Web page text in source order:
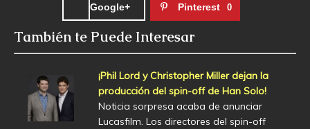
Google+ Pinterest 0
También te Puede Interesar
¡Phil Lord y Christopher Miller dejan la
producción del spin-off de Han Solo!
Noticia sorpresa acaba de anunciar
Lucasfilm. Los directores del spin-off